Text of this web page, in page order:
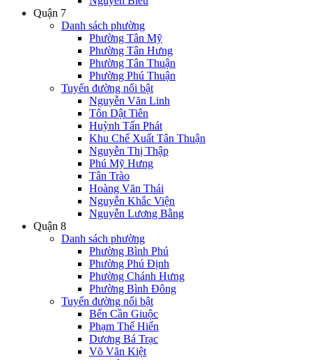
Quận 7
Danh sách phường
Phường Tân Mỹ
Phường Tân Hưng
Phường Tân Thuận
Phường Phú Thuận
Tuyến đường nổi bật
Nguyễn Văn Linh
Tôn Dật Tiên
Huỳnh Tấn Phát
Khu Chế Xuất Tân Thuận
Nguyễn Thị Thập
Phú Mỹ Hưng
Tân Trào
Hoàng Văn Thái
Nguyễn Khắc Viện
Nguyễn Lương Bằng
Quận 8
Danh sách phường
Phường Bình Phú
Phường Phú Định
Phường Chánh Hưng
Phường Bình Đông
Tuyến đường nổi bật
Bến Cần Giuộc
Phạm Thế Hiển
Dương Bá Trạc
Võ Văn Kiệt